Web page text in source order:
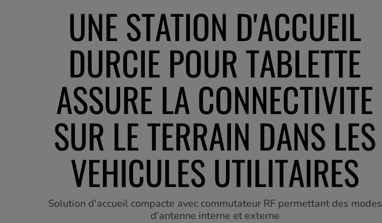
UNE STATION D'ACCUEIL
DURCIE POUR TABLETTE
ASSURE LA CONNECTIVITE
SUR LE TERRAIN DANS LES
VEHICULES UTILITAIRES
Solution d'accueil compacte avec commutateur RF permettant des modes
d'antenne interne et externe